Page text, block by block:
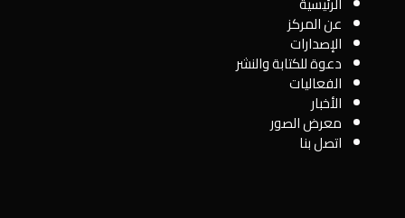
عن المركز
الإصدارات
دعوة للكتابة والنشر
الفعاليات
الأخبار
معرض الصور
اتصل بنا